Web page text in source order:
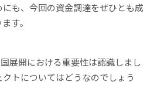
も、今回の資金調達をぜひとも成
す。
展開における重要性は認識しまし
トについてはどうなのでしょう